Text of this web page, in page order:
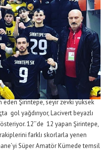
Şirintepe, seyir zevki yüksek
gol yağdırıyor, Lacivert beyazlı
12’’de 12 yapan Şirintepe,
farklı skorlarla yenen
Süper Amatör Kümede temsil